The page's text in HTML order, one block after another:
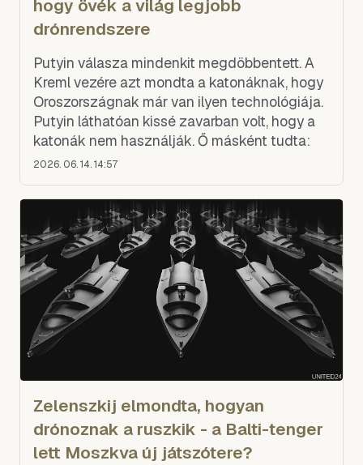
hogy övék a világ legjobb
drónrendszere
Putyin válasza mindenkit megdöbbentett. A
Kreml vezére azt mondta a katonáknak, hogy
Oroszországnak már van ilyen technológiája.
Putyin láthatóan kissé zavarban volt, hogy a
katonák nem használják. Ő másként tudta:
2026. 06. 14. 14:57
Zelenszkij elmondta, hogyan
drónoznak a ruszkik - a Balti-tenger
lett Moszkva új játszótere?